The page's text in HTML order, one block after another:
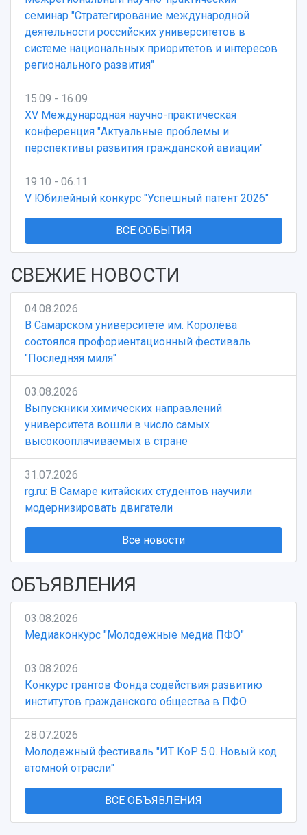
семинар "Стратегирование международной
деятельности российских университетов в
системе национальных приоритетов и интересов
регионального развития"
15.09 - 16.09
XV Международная научно-практическая
конференция "Актуальные проблемы и
перспективы развития гражданской авиации"
19.10 - 06.11
V Юбилейный конкурс "Успешный патент 2026"
ВСЕ СОБЫТИЯ
СВЕЖИЕ НОВОСТИ
04.08.2026
В Самарском университете им. Королёва
состоялся профориентационный фестиваль
"Последняя миля"
03.08.2026
Выпускники химических направлений
университета вошли в число самых
высокооплачиваемых в стране
31.07.2026
rg.ru: В Самаре китайских студентов научили
модернизировать двигатели
Все новости
ОБЪЯВЛЕНИЯ
03.08.2026
Медиаконкурс "Молодежные медиа ПФО"
03.08.2026
Конкурс грантов Фонда содействия развитию
институтов гражданского общества в ПФО
28.07.2026
Молодежный фестиваль "ИТ КоР 5.0. Новый код
атомной отрасли"
ВСЕ ОБЪЯВЛЕНИЯ